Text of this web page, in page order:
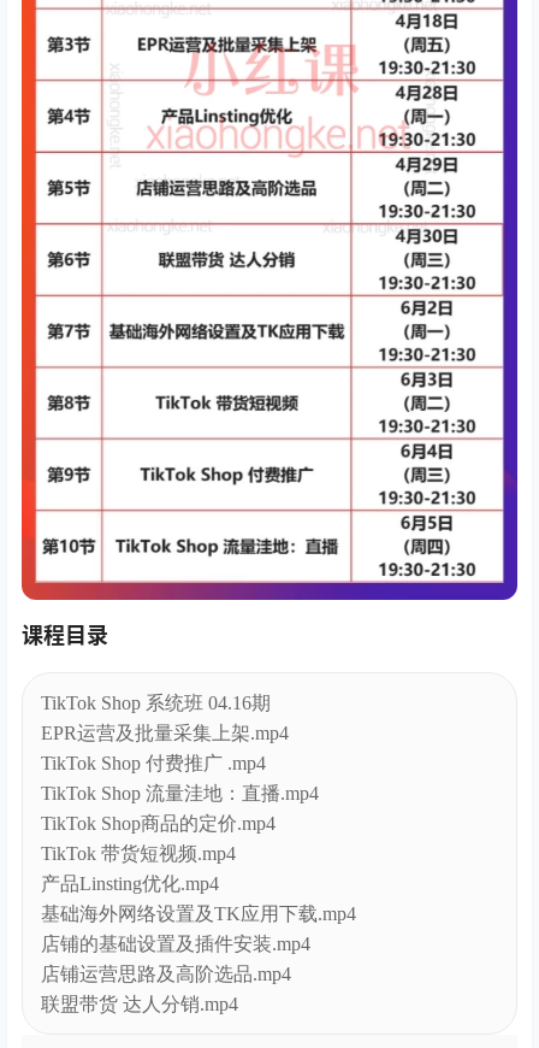
课程目录
TikTok Shop 系统班 04.16期
EPR运营及批量采集上架.mp4
TikTok Shop 付费推广 .mp4
TikTok Shop 流量洼地：直播.mp4
TikTok Shop商品的定价.mp4
TikTok 带货短视频.mp4
产品Linsting优化.mp4
基础海外网络设置及TK应用下载.mp4
店铺的基础设置及插件安装.mp4
店铺运营思路及高阶选品.mp4
联盟带货 达人分销.mp4